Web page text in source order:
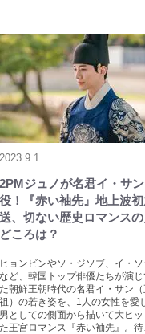
2023.9.1
2PMジュノが名君イ・サン
役！『赤い袖先』地上波
送、切ない歴史ロマンス
どころは？
ヒョンビンやソ・ジソブ、イ・ソ
など、韓国トップ俳優たちが演じ
た朝鮮王朝時代の名君イ・サン（
祖）の若き姿を、1人の女性を愛
男としての側面から描いて大ヒッ
た王宮ロマンス『赤い袖先』。